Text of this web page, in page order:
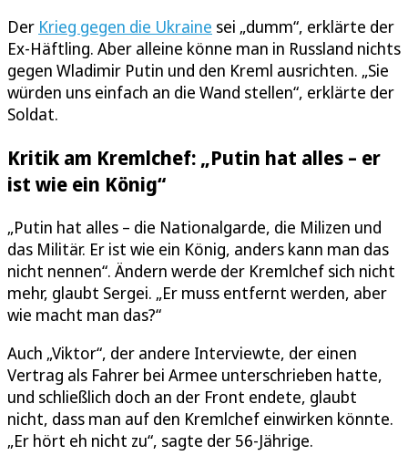
Der Krieg gegen die Ukraine sei „dumm“, erklärte der
Ex-Häftling. Aber alleine könne man in Russland nichts
gegen Wladimir Putin und den Kreml ausrichten. „Sie
würden uns einfach an die Wand stellen“, erklärte der
Soldat.
Kritik am Kremlchef: „Putin hat alles – er
ist wie ein König“
„Putin hat alles – die Nationalgarde, die Milizen und
das Militär. Er ist wie ein König, anders kann man das
nicht nennen“. Ändern werde der Kremlchef sich nicht
mehr, glaubt Sergei. „Er muss entfernt werden, aber
wie macht man das?“
Auch „Viktor“, der andere Interviewte, der einen
Vertrag als Fahrer bei Armee unterschrieben hatte,
und schließlich doch an der Front endete, glaubt
nicht, dass man auf den Kremlchef einwirken könnte.
„Er hört eh nicht zu“, sagte der 56-Jährige.